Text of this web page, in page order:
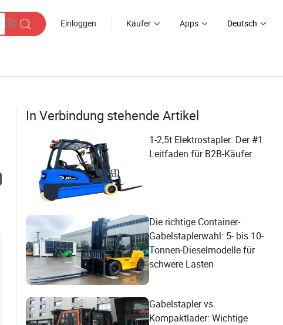
Einloggen Käufer Apps Deutsch
In Verbindung stehende Artikel
1-2,5t Elektrostapler: Der #1
Leitfaden für B2B-Käufer
Die richtige Container-
Gabelstaplerwahl: 5- bis 10-
Tonnen-Dieselmodelle für
schwere Lasten
Gabelstapler vs.
Kompaktlader: Wichtige